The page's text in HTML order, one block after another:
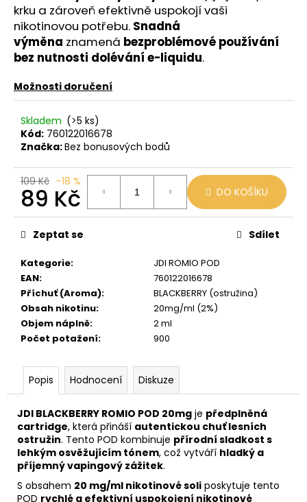
krku a zároveň efektivně uspokojí vaši
nikotinovou potřebu. Snadná
výměna znamená bezproblémové používání
bez nutnosti dolévání e-liquidu.
Možnosti doručení
Skladem (>5 ks)
Kód: 760122016678
Značka:Bez bonusových bodů
109 Kč –18 %
89 Kč
Měrná
cena:
DO KOŠÍKU
Kategorie:
JDI ROMIO POD
EAN:
760122016678
Příchuť (Aroma):
BLACKBERRY (ostružina)
Obsah nikotinu:
20mg/ml (2%)
Objem náplně:
2 ml
Počet potažení: 900
Zeptat se Sdílet
Popis Hodnocení Diskuze
JDI BLACKBERRY ROMIO POD 20mg je předplněná
cartridge, která přináší autentickou chuť lesních
ostružin. Tento POD kombinuje přírodní sladkost s
lehkým osvěžujícím tónem, což vytváří hladký a
příjemný vapingový zážitek.
S obsahem 20 mg/ml nikotinové soli poskytuje tento
POD rychlé a efektivní uspokojení nikotinové
JDI
GRAPE
ROMIO
POD
20MG
Kč
Původně:
109
Kč